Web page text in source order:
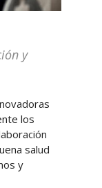
y
los
salud
y